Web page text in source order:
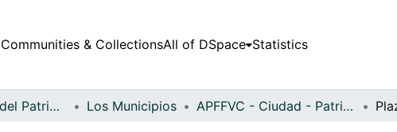
Communities & CollectionsAll of DSpace Statistics
Fondo Archivo del Patrimonio Fotográfico y Fílmico del Valle del Cauca Los Municipios APFFVC - Ciudad - Patrimonial